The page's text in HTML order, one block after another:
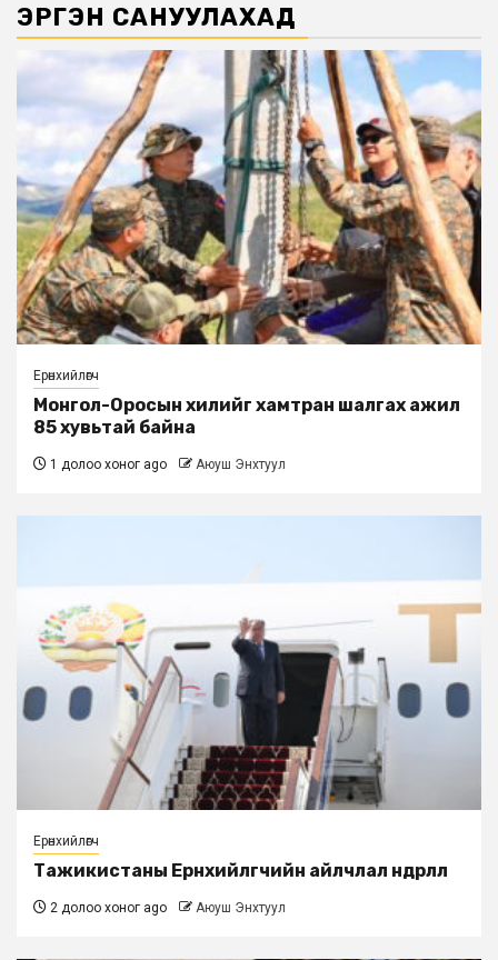
ЭРГЭН САНУУЛАХАД
Ерөнхийлөгч
Монгол-Оросын хилийг хамтран шалгах ажил
85 хувьтай байна
1 долоо хоног ago Аюуш Энхтуул
Ерөнхийлөгч
Тажикистаны Ерөнхийлөгчийн айлчлал өндөрлөлөө
2 долоо хоног ago Аюуш Энхтуул